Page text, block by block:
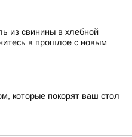
из свинины в хлебной
в прошлое с новым
которые покорят ваш стол